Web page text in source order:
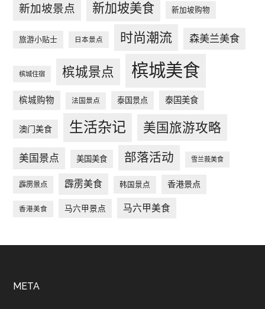
新加坡景点 新加坡美食 新加坡购物
旅游小贴士 日本景点 时尚潮流 森美兰美食
槟城住宿 槟城景点 槟城美食
槟城购物 法国景点 泰国景点 泰国美食
澳门美食 生活杂记 美国旅游攻略
美国景点 美国美食 部落活动 雪兰莪美食
霹雳景点 霹雳美食 韩国景点 香港景点
香港美食 马六甲景点 马六甲美食
Footer
META